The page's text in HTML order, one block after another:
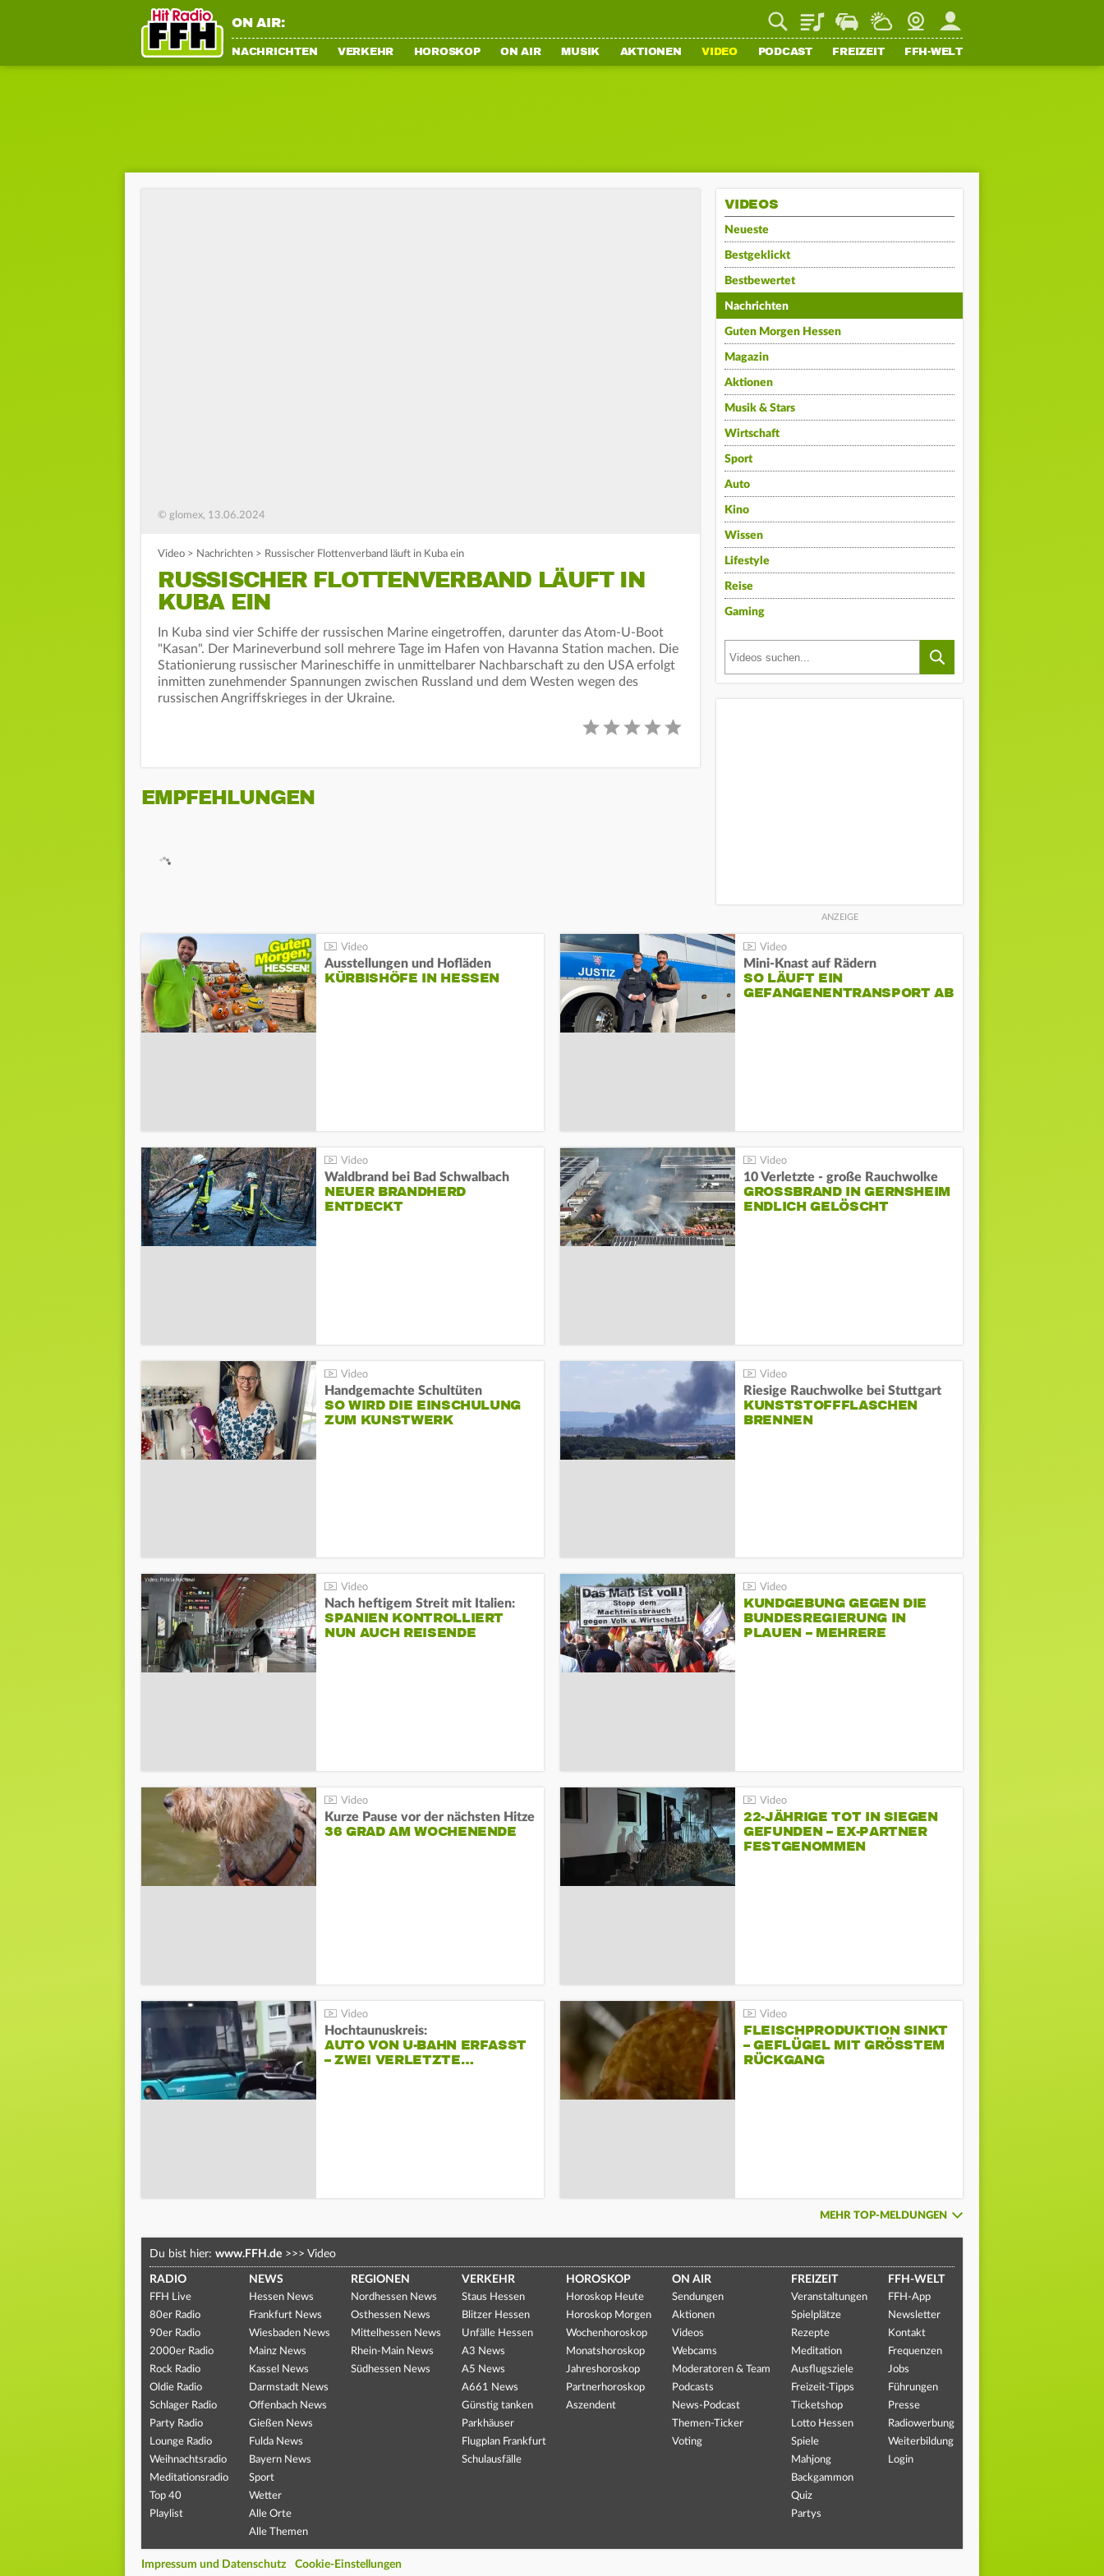
ON AIR: PlaylistStaupilotWetterWebcamMein FFH
NACHRICHTEN VERKEHR HOROSKOP ON AIR MUSIK AKTIONEN VIDEO PODCAST FREIZEIT FFH-WELT
© glomex, 13.06.2024
Video > Nachrichten > Russischer Flottenverband läuft in Kuba ein
RUSSISCHER FLOTTENVERBAND LÄUFT IN
KUBA EIN
In Kuba sind vier Schiffe der russischen Marine eingetroffen, darunter das Atom-U-Boot
"Kasan". Der Marineverbund soll mehrere Tage im Hafen von Havanna Station machen. Die
Stationierung russischer Marineschiffe in unmittelbarer Nachbarschaft zu den USA erfolgt
inmitten zunehmender Spannungen zwischen Russland und dem Westen wegen des
russischen Angriffskrieges in der Ukraine.
EMPFEHLUNGEN
VIDEOS
Neueste
Bestgeklickt
Bestbewertet
Nachrichten
Guten Morgen Hessen
Magazin
Aktionen
Musik & Stars
Wirtschaft
Sport
Auto
Kino
Wissen
Lifestyle
Reise
Gaming
Ausstellungen und Hofläden
KÜRBISHÖFE IN HESSEN
Mini-Knast auf Rädern
SO LÄUFT EIN
GEFANGENENTRANSPORT AB
Waldbrand bei Bad Schwalbach
NEUER BRANDHERD
ENTDECKT
10 Verletzte - große Rauchwolke
GROSSBRAND IN GERNSHEIM E
NDLICH GELÖSCHT
Handgemachte Schultüten
SO WIRD DIE EINSCHULUNG
ZUM KUNSTWERK
Riesige Rauchwolke bei Stuttgart
KUNSTSTOFFFLASCHEN
BRENNEN
Nach heftigem Streit mit Italien:
SPANIEN KONTROLLIERT
NUN AUCH REISENDE
KUNDGEBUNG GEGEN DIE
BUNDESREGIERUNG IN
PLAUEN – MEHRERE
Kurze Pause vor der nächsten Hitze
36 GRAD AM WOCHENENDE
22-JÄHRIGE TOT IN SIEGEN
GEFUNDEN – EX-PARTNER
FESTGENOMMEN
Hochtaunuskreis:
AUTO VON U-BAHN ERFASST
– ZWEI VERLETZTE…
FLEISCHPRODUKTION SINKT
– GEFLÜGEL MIT GRÖSSTEM R
ÜCKGANG
MEHR TOP-MELDUNGEN
Du bist hier: www.FFH.de >>> Video
RADIO
FFH Live
80er Radio
90er Radio
2000er Radio
Rock Radio
Oldie Radio
Schlager Radio
Party Radio
Lounge Radio
Weihnachtsradio
Meditationsradio
Top 40
Playlist
NEWS
Hessen News
Frankfurt News
Wiesbaden News
Mainz News
Kassel News
Darmstadt News
Offenbach News
Gießen News
Fulda News
Bayern News
Sport
Wetter
Alle Orte
Alle Themen
REGIONEN
Nordhessen News
Osthessen News
Mittelhessen News
Rhein-Main News
Südhessen News
VERKEHR
Staus Hessen
Blitzer Hessen
Unfälle Hessen
A3 News
A5 News
A661 News
Günstig tanken
Parkhäuser
Flugplan Frankfurt
Schulausfälle
HOROSKOP
Horoskop Heute
Horoskop Morgen
Wochenhoroskop
Monatshoroskop
Jahreshoroskop
Partnerhoroskop
Aszendent
ON AIR
Sendungen
Aktionen
Videos
Webcams
Moderatoren & Team
Podcasts
News-Podcast
Themen-Ticker
Voting
FREIZEIT
Veranstaltungen
Spielplätze
Rezepte
Meditation
Ausflugsziele
Freizeit-Tipps
Ticketshop
Lotto Hessen
Spiele
Mahjong
Backgammon
Quiz
Partys
FFH-WELT
FFH-App
Newsletter
Kontakt
Frequenzen
Jobs
Führungen
Presse
Radiowerbung
Weiterbildung
Login
Impressum und Datenschutz Cookie-Einstellungen